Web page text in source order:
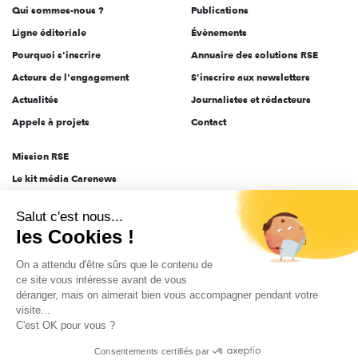
Qui sommes-nous ?
Ligne éditoriale
Pourquoi s'inscrire
Acteurs de l'engagement
Actualités
Appels à projets
Publications
Évènements
Annuaire des solutions RSE
S'inscrire aux newsletters
Journalistes et rédacteurs
Contact
Mission RSE
Le kit média Carenews
AEF info
Novethic
PRODURABLE
Inclusiv Day
Données personnelles Mentions légales 2025-2026 Tout droits réservés
Salut c'est nous...
les Cookies !
On a attendu d'être sûrs que le contenu de
ce site vous intéresse avant de vous
déranger, mais on aimerait bien vous accompagner pendant votre
visite...
C'est OK pour vous ?
Consentements certifiés par